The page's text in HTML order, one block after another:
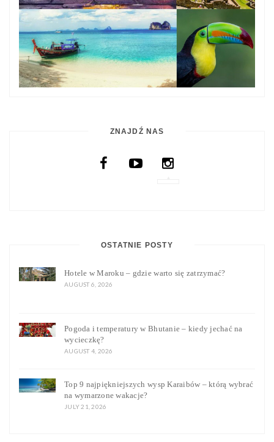
ZNAJDŹ NAS
OSTATNIE POSTY
Hotele w Maroku – gdzie warto się zatrzymać?
AUGUST 6, 2026
Pogoda i temperatury w Bhutanie – kiedy jechać na
wycieczkę?
AUGUST 4, 2026
Top 9 najpiękniejszych wysp Karaibów – którą wybrać
na wymarzone wakacje?
JULY 21, 2026